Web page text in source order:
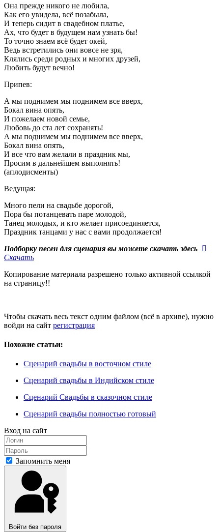
Она прежде никого не любила,
Как его увидела, всё позабыла,
И теперь сидит в свадебном платье,
Ах, что будет в будущем нам узнать бы!
То точно знаем всё будет окей,
Ведь встретились они вовсе не зря,
Клялись среди родных и многих друзей,
Любить будут вечно!
Припев:
А мы поднимем мы поднимем все вверх,
Бокал вина опять,
И пожелаем новой семье,
Любовь до ста лет сохранять!
А мы поднимем мы поднимем все вверх,
Бокал вина опять,
И все что вам желали в праздник мы,
Просим в дальнейшем выполнять!
(аплодисменты)
Ведущая:
Много пели на свадьбе дорогой,
Пора бы потанцевать паре молодой,
Танец молодых, и кто желает присоединяется,
Праздник танцами у нас с вами продолжается!
Подборку песен для сценария вы можете скачать здесь
Скачать
Копирование материала разрешено только активной ссылкой
на страницу!!
Чтобы скачать весь текст одним файлом (всё в архиве), нужно
войди на сайт регистрация
Похожие статьи:
Сценарий свадьбы в восточном стиле
Сценарий свадьбы в Индийском стиле
Сценарий Свадьбы в сказочном стиле
Сценарий свадьбы полностью готовый
Вход на сайт
Запомнить меня
Войти без пароля